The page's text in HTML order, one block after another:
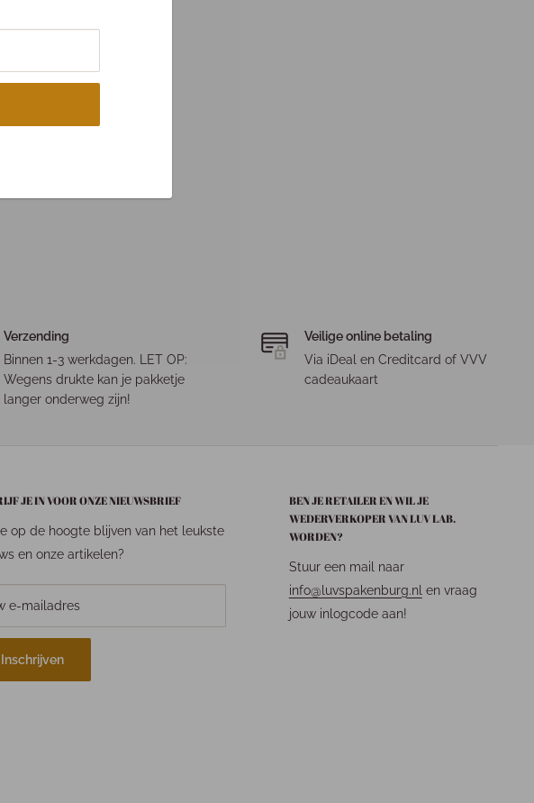
Verzending
Binnen 1-3 werkdagen. LET OP:
Wegens drukte kan je pakketje
langer onderweg zijn!
Veilige online betaling
Via iDeal en Creditcard of VVV
cadeaukaart
JE IN VOOR ONZE NIEUWSBRIEF
op de hoogte blijven van het leukste
en onze artikelen?
e-mailadres
Inschrijven
BEN JE RETAILER EN WIL JE
WEDERVERKOPER VAN LUV LAB.
WORDEN?
Stuur een mail naar
info@luvspakenburg.nl en vraag
jouw inlogcode aan!